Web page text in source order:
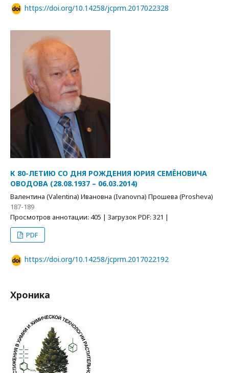
https://doi.org/10.14258/jcprm.2017022328
К 80-ЛЕТИЮ СО ДНЯ РОЖДЕНИЯ ЮРИЯ СЕМЁНОВИЧА
ОВОДОВА (28.08.1937 – 06.03.2014)
Валентина (Valentina) Ивановна (Ivanovna) Прошева (Prosheva)
187-189
Просмотров аннотации: 405 | Загрузок PDF: 321 |
PDF
https://doi.org/10.14258/jcprm.2017022192
Хроника